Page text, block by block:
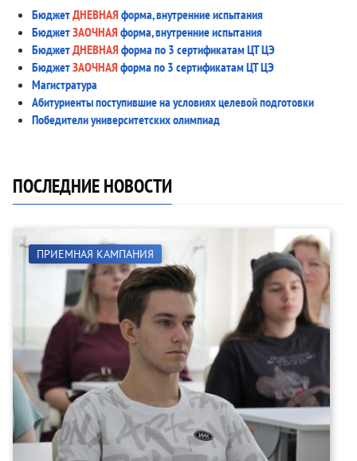
БюджетДНЕВНАЯ форма, внутренние испытания
БюджетЗАОЧНАЯ форма, внутренние испытания
БюджетДНЕВНАЯ форма по 3 сертификатам ЦТ ЦЭ
БюджетЗАОЧНАЯ форма по 3 сертификатам ЦТ ЦЭ
Магистратура
Абитуриенты поступившие на условиях целевой подготовки
Победители университетских олимпиад
ПОСЛЕДНИЕ НОВОСТИ
ПРИЕМНАЯ КАМПАНИЯ